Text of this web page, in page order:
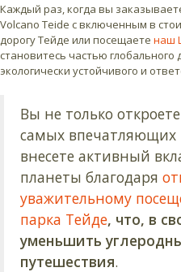
Каждый раз, когда вы
Volcano Teide с включенным в
дорогу Тейде или посещаете наш
становитесь частью
экологически устойчивого и
Вы не только
самых впечатляющих
внесете активный
планеты благодаря
уважительному
парка Тейде, что, в
уменьшить
путешествия.